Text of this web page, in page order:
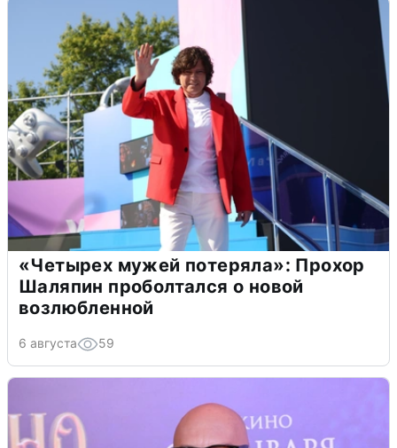
«Четырех мужей потеряла»: Прохор
Шаляпин проболтался о новой
возлюбленной
6 августа 59